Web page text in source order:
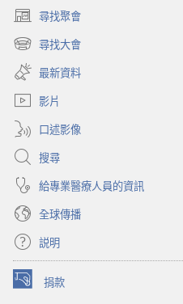
尋找聚會
（開
啟
新
視
窗）
尋找大會
（開
啟
新
視
最新資料
影片
口述影像
搜尋
給專業醫療人員的資訊
全球傳播
説明
捐款
（開